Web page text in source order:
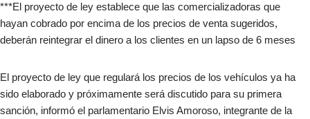
***El proyecto de ley establece que las comercializadoras que
hayan cobrado por encima de los precios de venta sugeridos,
deberán reintegrar el dinero a los clientes en un lapso de 6 meses
El proyecto de ley que regulará los precios de los vehículos ya ha
sido elaborado y próximamente será discutido para su primera
sanción, informó el parlamentario Elvis Amoroso, integrante de la